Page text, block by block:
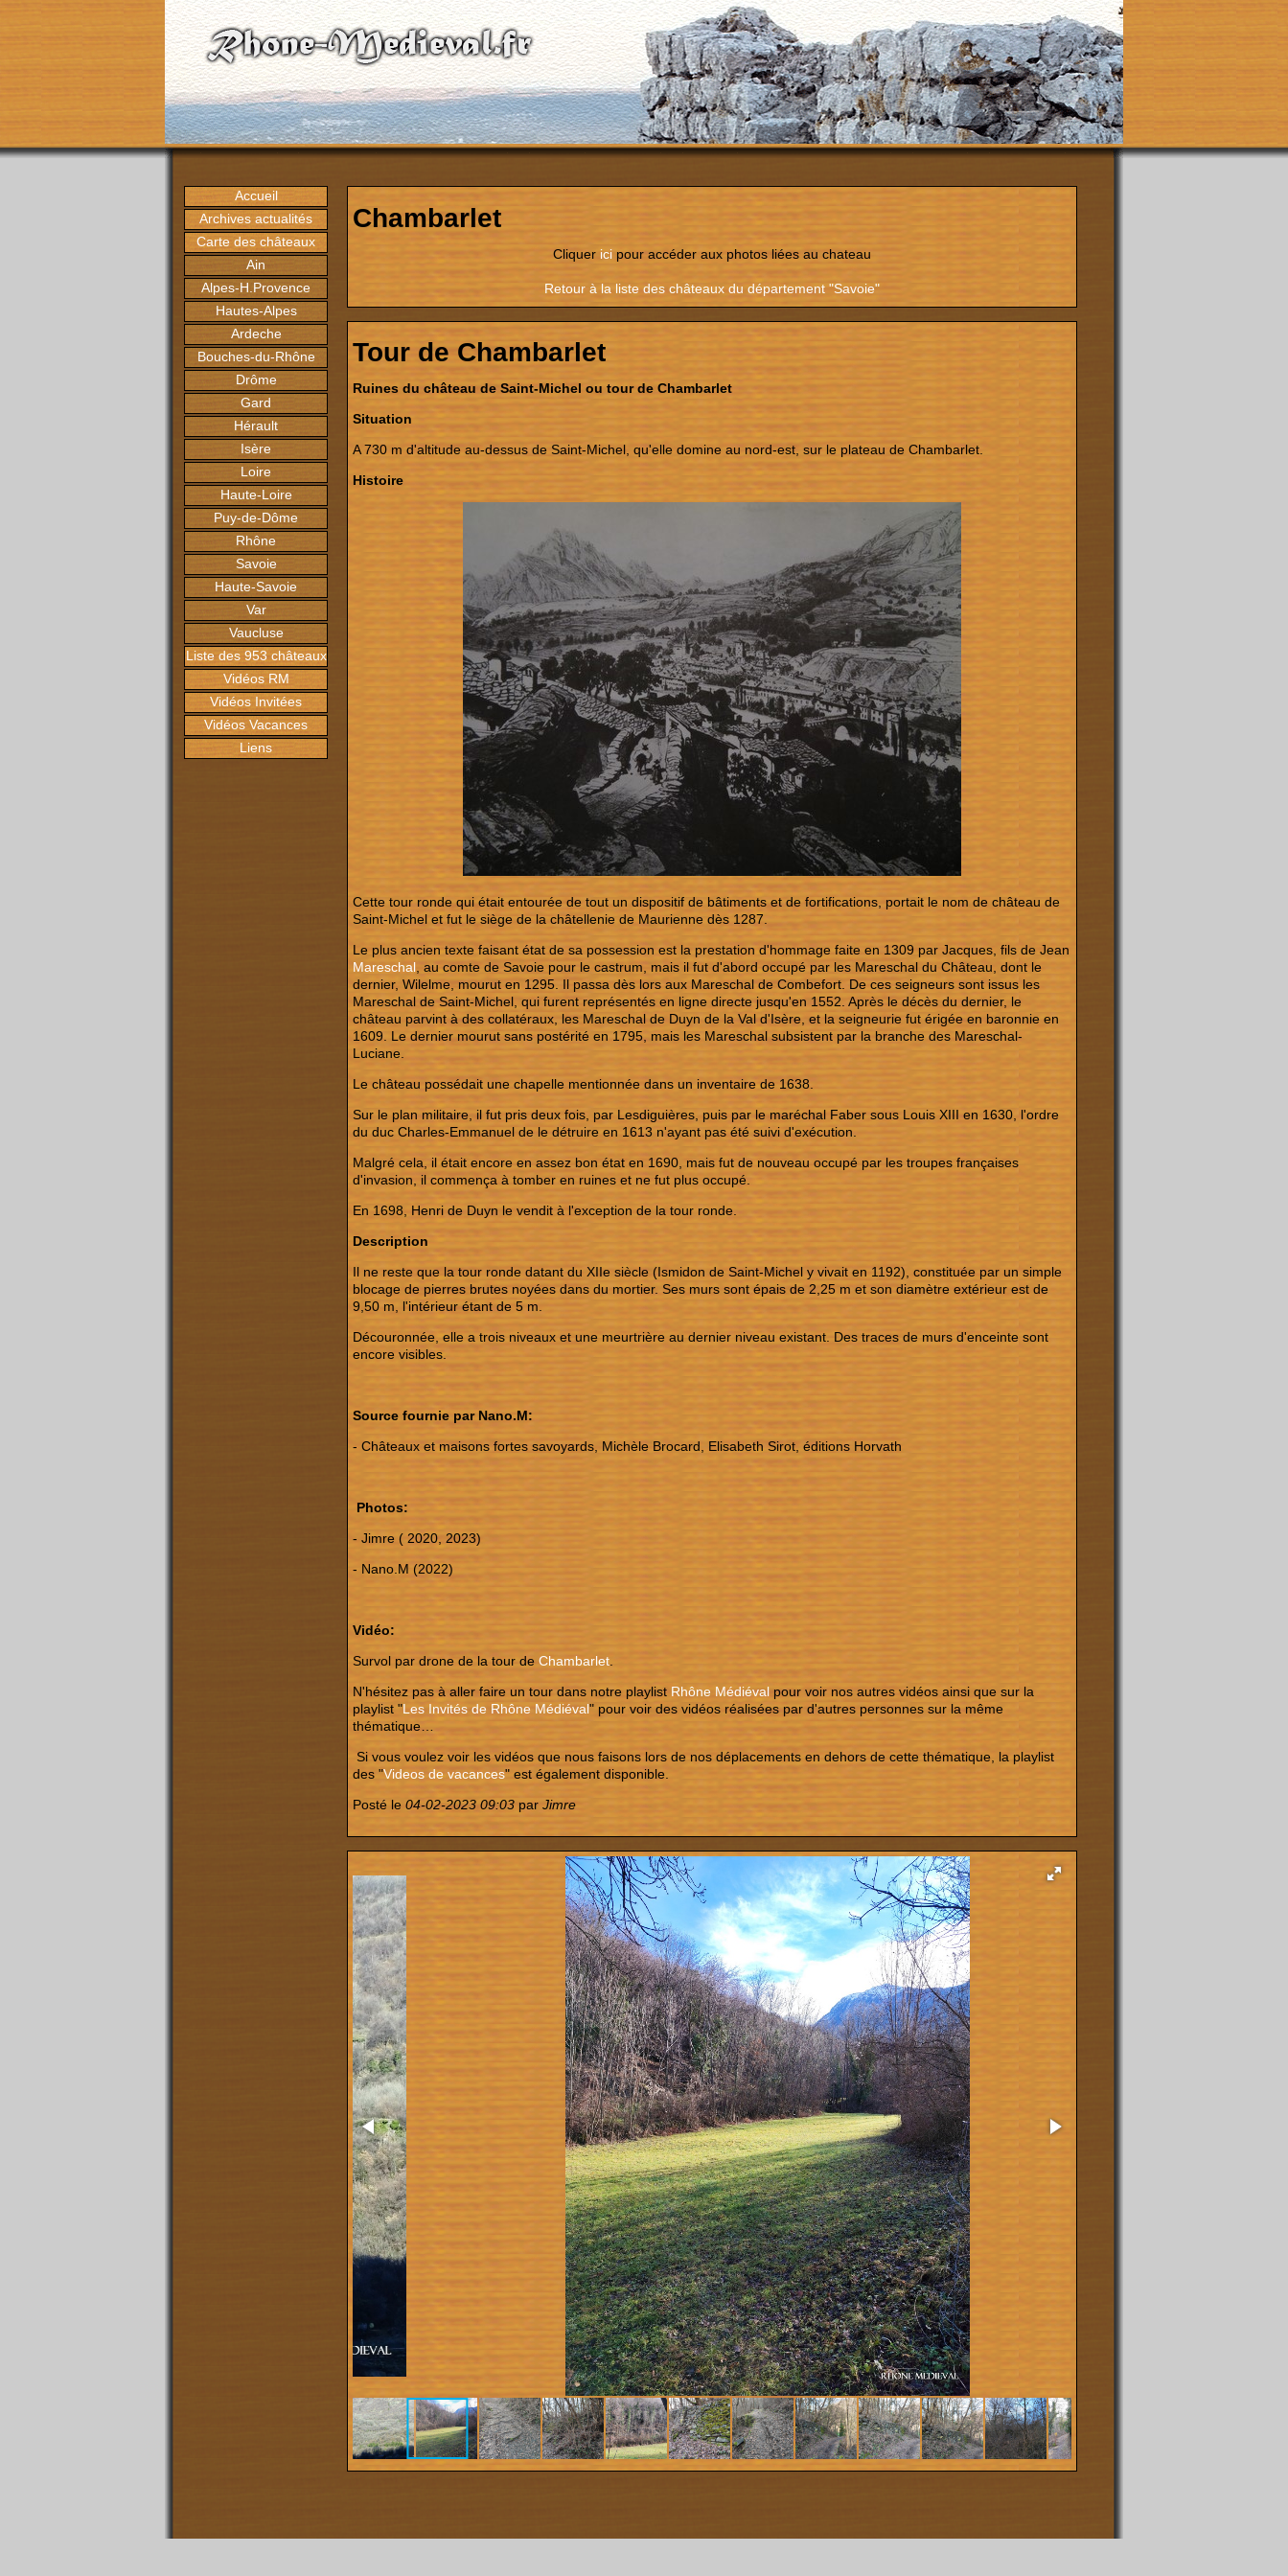
Accueil
Archives actualités
Carte des châteaux
Ain
Alpes-H.Provence
Hautes-Alpes
Ardeche
Bouches-du-Rhône
Drôme
Gard
Hérault
Isère
Loire
Haute-Loire
Puy-de-Dôme
Rhône
Savoie
Haute-Savoie
Var
Vaucluse
Liste des 953 châteaux
Vidéos RM
Vidéos Invitées
Vidéos Vacances
Liens
Chambarlet
Cliquer ici pour accéder aux photos liées au chateau
Retour à la liste des châteaux du département "Savoie"
Tour de Chambarlet
Ruines du château de Saint-Michel ou tour de Chambarlet
Situation
A 730 m d'altitude au-dessus de Saint-Michel, qu'elle domine au nord-est, sur le plateau de Chambarlet.
Histoire
Cette tour ronde qui était entourée de tout un dispositif de bâtiments et de fortifications, portait le nom de château de
Saint-Michel et fut le siège de la châtellenie de Maurienne dès 1287.
Le plus ancien texte faisant état de sa possession est la prestation d'hommage faite en 1309 par Jacques, fils de Jean
Mareschal , au comte de Savoie pour le castrum, mais il fut d'abord occupé par les Mareschal du Château, dont le
dernier, Wilelme, mourut en 1295. Il passa dès lors aux Mareschal de Combefort. De ces seigneurs sont issus les
Mareschal de Saint-Michel, qui furent représentés en ligne directe jusqu'en 1552. Après le décès du dernier, le
château parvint à des collatéraux, les Mareschal de Duyn de la Val d'Isère, et la seigneurie fut érigée en baronnie en
1609. Le dernier mourut sans postérité en 1795, mais les Mareschal subsistent par la branche des Mareschal-
Luciane.
Le château possédait une chapelle mentionnée dans un inventaire de 1638.
Sur le plan militaire, il fut pris deux fois, par Lesdiguières, puis par le maréchal Faber sous Louis XIII en 1630, l'ordre
du duc Charles-Emmanuel de le détruire en 1613 n'ayant pas été suivi d'exécution.
Malgré cela, il était encore en assez bon état en 1690, mais fut de nouveau occupé par les troupes françaises
d'invasion, il commença à tomber en ruines et ne fut plus occupé.
En 1698, Henri de Duyn le vendit à l'exception de la tour ronde.
Description
Il ne reste que la tour ronde datant du XIIe siècle (Ismidon de Saint-Michel y vivait en 1192), constituée par un simple
blocage de pierres brutes noyées dans du mortier. Ses murs sont épais de 2,25 m et son diamètre extérieur est de
9,50 m, l'intérieur étant de 5 m.
Découronnée, elle a trois niveaux et une meurtrière au dernier niveau existant. Des traces de murs d'enceinte sont
encore visibles.
Source fournie par Nano.M:
- Châteaux et maisons fortes savoyards, Michèle Brocard, Elisabeth Sirot, éditions Horvath
Photos:
- Jimre ( 2020, 2023)
- Nano.M (2022)
Vidéo:
Survol par drone de la tour de Chambarlet
N'hésitez pas à aller faire un tour dans notre playlist Rhône Médiéval pour voir nos autres vidéos ainsi que sur la
playlist "Les Invités de Rhône Médiéval" pour voir des vidéos réalisées par d'autres personnes sur la même
thématique…
Si vous voulez voir les vidéos que nous faisons lors de nos déplacements en dehors de cette thématique, la playlist
des "Videos de vacances" est également disponible.
Posté le 04-02-2023 09:03 par Jimre